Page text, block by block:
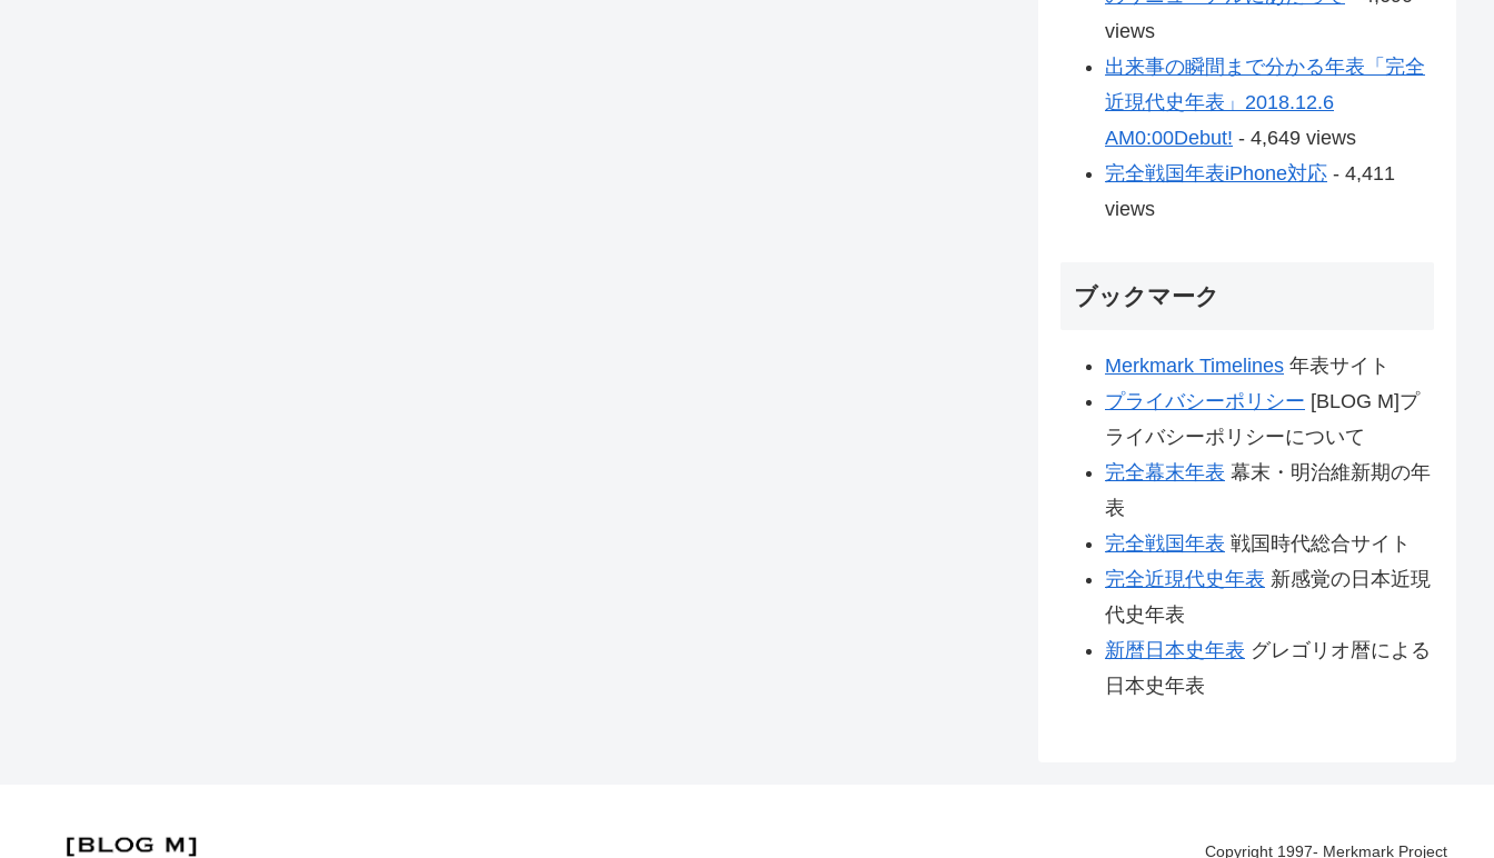
views
出来事の瞬間まで分かる年表「完全
近現代史年表」2018.12.6
AM0:00Debut! - 4,649 views
完全戦国年表iPhone対応 - 4,411
views
ブックマーク
Merkmark Timelines 年表サイト
プライバシーポリシー [BLOG M]プ
ライバシーポリシーについて
完全幕末年表 幕末・明治維新期の年
表
完全戦国年表 戦国時代総合サイト
完全近現代史年表 新感覚の日本近現
代史年表
新暦日本史年表 グレゴリオ暦による
日本史年表
Copyright 1997- Merkmark Project